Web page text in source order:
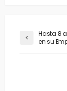
Hasta 8
en su